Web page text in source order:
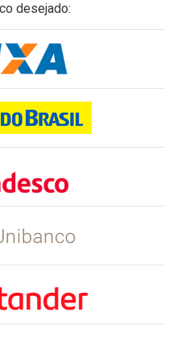
desejado: